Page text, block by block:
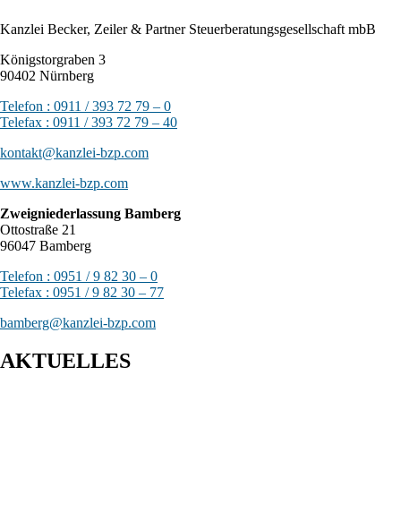
Kanzlei Becker, Zeiler & Partner Steuerberatungsgesellschaft mbB
Königstorgraben 3
90402 Nürnberg
Telefon : 0911 / 393 72 79 – 0
Telefax : 0911 / 393 72 79 – 40
kontakt@kanzlei-bzp.com
www.kanzlei-bzp.com
Zweigniederlassung Bamberg
Ottostraße 21
96047 Bamberg
Telefon : 0951 / 9 82 30 – 0
Telefax : 0951 / 9 82 30 – 77
bamberg@kanzlei-bzp.com
AKTUELLES